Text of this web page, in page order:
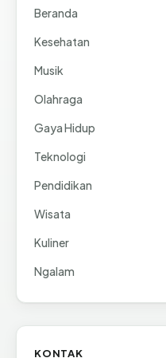
Beranda
Kesehatan
Musik
Olahraga
Gaya Hidup
Teknologi
Pendidikan
Wisata
Kuliner
Ngalam
KONTAK